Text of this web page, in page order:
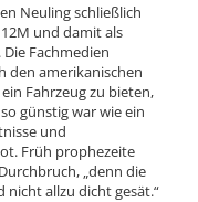
Neuling schließlich
und damit als
Fachmedien
den amerikanischen
Fahrzeug zu bieten,
günstig war wie ein
und
Früh prophezeite
„denn die
nicht allzu dicht gesät.“